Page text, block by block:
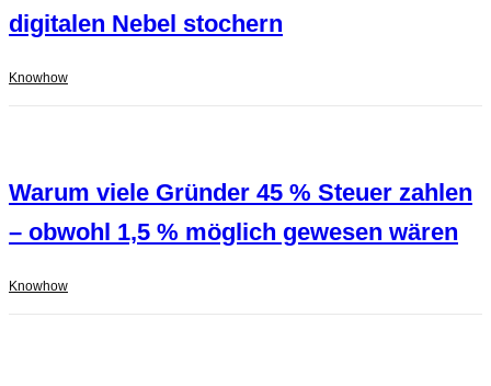
digitalen Nebel stochern
Knowhow
Warum viele Gründer 45 % Steuer zahlen
– obwohl 1,5 % möglich gewesen wären
Knowhow